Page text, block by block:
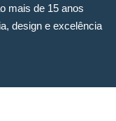
mais de 15 anos
design e excelência